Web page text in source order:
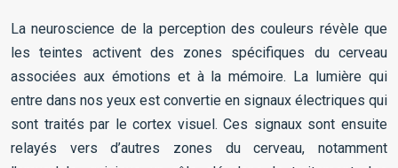
La neuroscience de la perception des couleurs révèle que
les teintes activent des zones spécifiques du cerveau
associées aux émotions et à la mémoire. La lumière qui
entre dans nos yeux est convertie en signaux électriques qui
sont traités par le cortex visuel. Ces signaux sont ensuite
relayés vers d’autres zones du cerveau, notamment